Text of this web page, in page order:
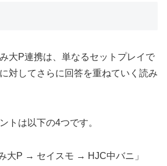
大P連携は、単なるセットプレイで
対してさらに回答を重ねていく読み
トは以下の4つです。
大P → セイスモ → HJC中バニ」